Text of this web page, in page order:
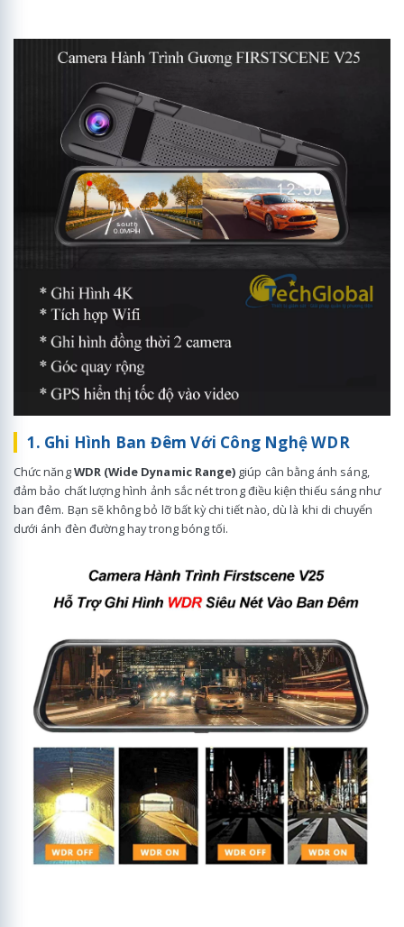
1. Ghi Hình Ban Đêm Với Công Nghệ WDR
Chức năngWDR (Wide Dynamic Range) giúp cân bằng ánh sáng,
đảm bảo chất lượng hình ảnh sắc nét trong điều kiện thiếu sáng như
ban đêm. Bạn sẽ không bỏ lỡ bất kỳ chi tiết nào, dù là khi di chuyển
dưới ánh đèn đường hay trong bóng tối.